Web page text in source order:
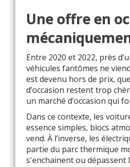
Une offre en
Entre 2020 et 2022, près
véhicules fantômes ne
est devenu hors de prix,
d’occasion restent trop
un marché d’occasion qui
Dans ce contexte, les
essence simples, blocs
vend. À l’inverse, les
partie du parc thermique
s'enchainent ou dépassent